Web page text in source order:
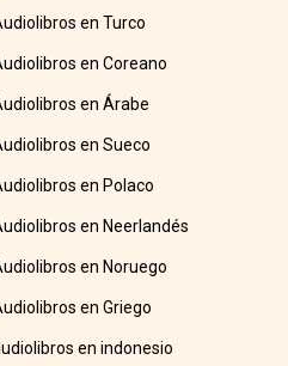
en Turco
en Coreano
en Árabe
en Sueco
en Polaco
en Neerlandés
en Noruego
en Griego
en indonesio